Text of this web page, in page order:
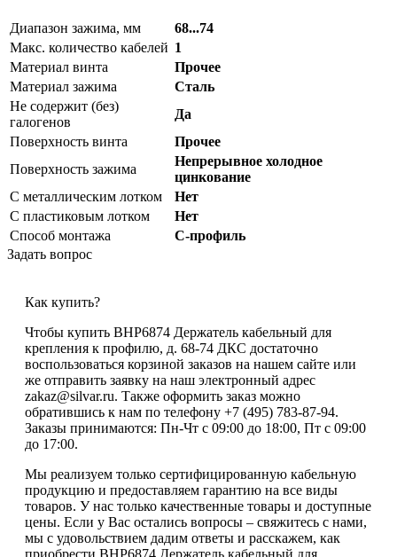
Диапазон зажима, мм
68...74
Макс. количество кабелей 1
Материал винта
Прочее
Материал зажима
Сталь
Не содержит (без)
галогенов
Да
Поверхность винта
Прочее
Поверхность зажима
Непрерывное холодное
цинкование
С металлическим лотком
Нет
С пластиковым лотком
Нет
Способ монтажа
С-профиль
Задать вопрос
Как купить?
Чтобы купить BHP6874 Держатель кабельный для
крепления к профилю, д. 68-74 ДКС достаточно
воспользоваться корзиной заказов на нашем сайте или
же отправить заявку на наш электронный адрес
zakaz@silvar.ru. Также оформить заказ можно
обратившись к нам по телефону +7 (495) 783-87-94.
Заказы принимаются: Пн-Чт с 09:00 до 18:00, Пт с 09:00
до 17:00.
Мы реализуем только сертифицированную кабельную
продукцию и предоставляем гарантию на все виды
товаров. У нас только качественные товары и доступные
цены. Если у Вас остались вопросы – свяжитесь с нами,
мы с удовольствием дадим ответы и расскажем, как
приобрести BHP6874 Держатель кабельный для